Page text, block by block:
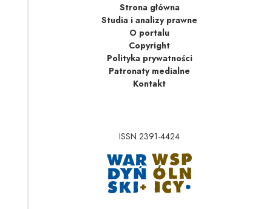
Strona główna
Studia i analizy prawne
O portalu
Copyright
Polityka prywatności
Patronaty medialne
Kontakt
ISSN 2391-4424
Uwaga, link zostanie